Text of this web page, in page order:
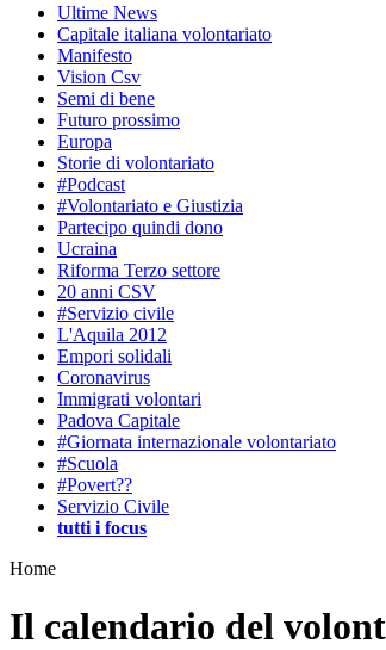
Ultime News
Capitale italiana volontariato
Manifesto
Vision Csv
Semi di bene
Futuro prossimo
Europa
Storie di volontariato
#Podcast
#Volontariato e Giustizia
Partecipo quindi dono
Ucraina
Riforma Terzo settore
20 anni CSV
#Servizio civile
L'Aquila 2012
Empori solidali
Coronavirus
Immigrati volontari
Padova Capitale
#Giornata internazionale volontariato
#Scuola
#Povert??
Servizio Civile
tutti i focus
Home
Il calendario del